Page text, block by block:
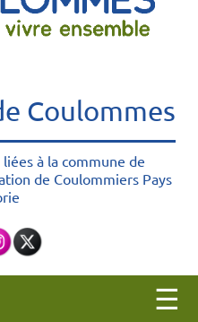
Coulommes
à la commune de
de Coulommiers Pays